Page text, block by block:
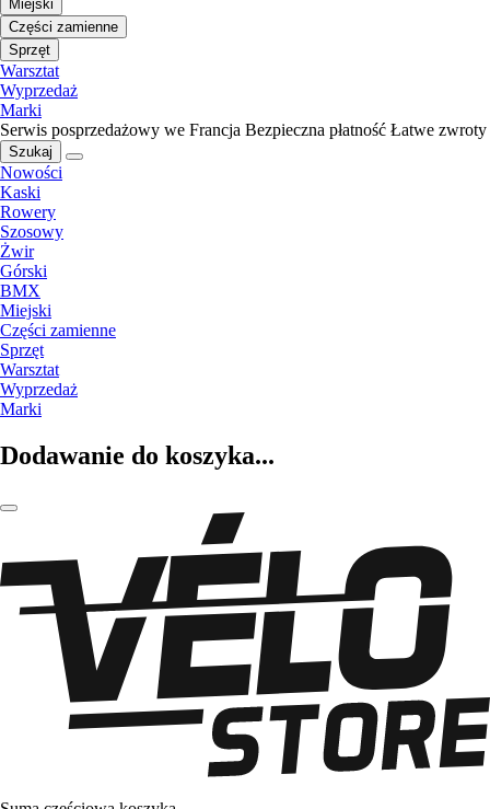
Miejski
Części zamienne
Sprzęt
Warsztat
Wyprzedaż
Marki
Serwis posprzedażowy we Francja Bezpieczna płatność Łatwe zwroty
Szukaj
Nowości
Kaski
Rowery
Szosowy
Żwir
Górski
BMX
Miejski
Części zamienne
Sprzęt
Warsztat
Wyprzedaż
Marki
Dodawanie do koszyka...